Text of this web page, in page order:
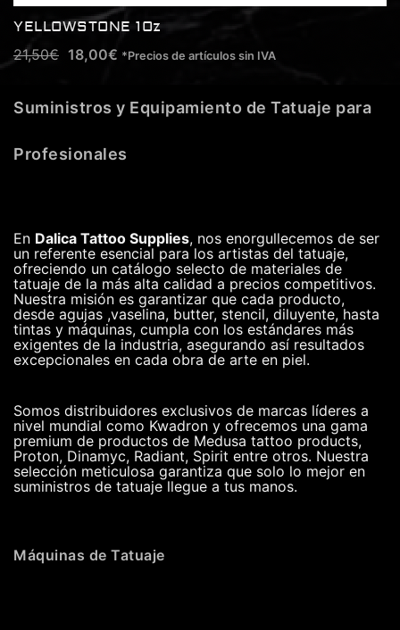
YELLOWSTONE 1Oz
21,50€ 18,00€ *Precios de artículos sin IVA
Suministros y Equipamiento de Tatuaje para
Profesionales
En Dalica Tattoo Supplies, nos enorgullecemos de ser
un referente esencial para los artistas del tatuaje,
ofreciendo un catálogo selecto de materiales de
tatuaje de la más alta calidad a precios competitivos.
Nuestra misión es garantizar que cada producto,
desde agujas ,vaselina, butter, stencil, diluyente, hasta
tintas y máquinas, cumpla con los estándares más
exigentes de la industria, asegurando así resultados
excepcionales en cada obra de arte en piel.
Somos distribuidores exclusivos de marcas líderes a
nivel mundial como Kwadron y ofrecemos una gama
premium de productos de Medusa tattoo products,
Proton, Dinamyc, Radiant, Spirit entre otros. Nuestra
selección meticulosa garantiza que solo lo mejor en
suministros de tatuaje llegue a tus manos.
Máquinas de Tatuaje